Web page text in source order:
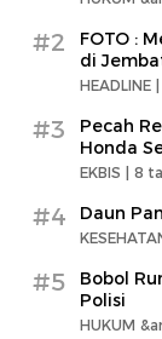
#2
FOTO :
di
HEADLINE |
#3
Pecah
Honda
EKBIS | 8
#4 Daun
#5
Bobol
Polisi
HUKUM